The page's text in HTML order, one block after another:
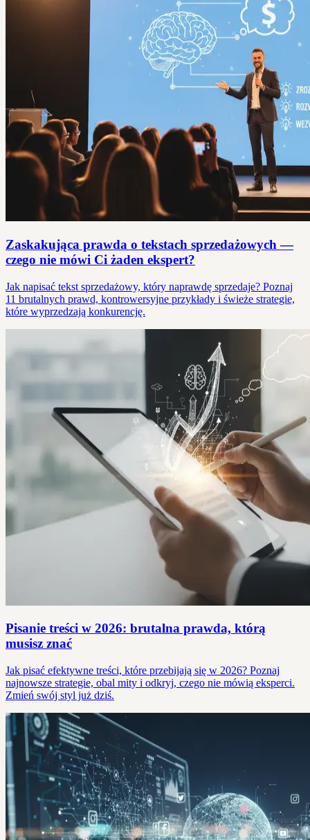
Zaskakująca prawda o tekstach sprzedażowych —
czego nie mówi Ci żaden ekspert?
Jak napisać tekst sprzedażowy, który naprawdę sprzedaje? Poznaj
11 brutalnych prawd, kontrowersyjne przykłady i świeże strategie,
które wyprzedzają konkurencję.
Pisanie treści w 2026: brutalna prawda, którą
musisz znać
Jak pisać efektywne treści, które przebijają się w 2026? Poznaj
najnowsze strategie, obal mity i odkryj, czego nie mówią eksperci.
Zmień swój styl już dziś.